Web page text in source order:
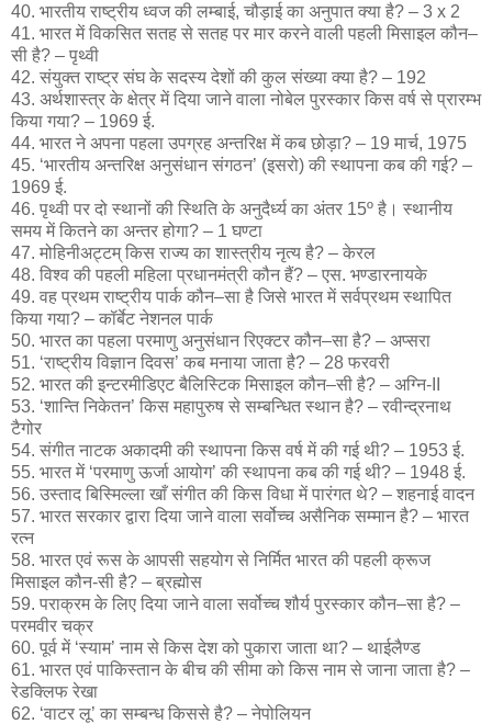
40. भारतीय राष्ट्रीय ध्वज की लम्बाई, चौड़ाई का अनुपात क्या है? – 3 x 2
41. भारत में विकसित सतह से सतह पर मार करने वाली पहली मिसाइल कौन–
सी है? – पृथ्वी
42. संयुक्त राष्ट्र संघ के सदस्य देशों की कुल संख्या क्या है? – 192
43. अर्थशास्त्र के क्षेत्र में दिया जाने वाला नोबेल पुरस्कार किस वर्ष से प्रारम्भ
किया गया? – 1969 ई.
44. भारत ने अपना पहला उपग्रह अन्तरिक्ष में कब छोड़ा? – 19 मार्च, 1975
45. ‘भारतीय अन्तरिक्ष अनुसंधान संगठन’ (इसरो) की स्थापना कब की गई? –
1969 ई.
46. पृथ्वी पर दो स्थानों की स्थिति के अनुदैर्ध्य का अंतर 15º है। स्थानीय
समय में कितने का अन्तर होगा? – 1 घण्टा
47. मोहिनीअट्टम् किस राज्य का शास्त्रीय नृत्य है? – केरल
48. विश्व की पहली महिला प्रधानमंत्री कौन हैं? – एस. भण्डारनायके
49. वह प्रथम राष्ट्रीय पार्क कौन–सा है जिसे भारत में सर्वप्रथम स्थापित
किया गया? – कॉर्बेट नेशनल पार्क
50. भारत का पहला परमाणु अनुसंधान रिएक्टर कौन–सा है? – अप्सरा
51. ‘राष्ट्रीय विज्ञान दिवस’ कब मनाया जाता है? – 28 फरवरी
52. भारत की इन्टरमीडिएट बैलिस्टिक मिसाइल कौन–सी है? – अग्नि-II
53. ‘शान्ति निकेतन’ किस महापुरुष से सम्बन्धित स्थान है? – रवीन्द्रनाथ
टैगोर
54. संगीत नाटक अकादमी की स्थापना किस वर्ष में की गई थी? – 1953 ई.
55. भारत में ‘परमाणु ऊर्जा आयोग’ की स्थापना कब की गई थी? – 1948 ई.
56. उस्ताद बिस्मिल्ला खाँ संगीत की किस विधा में पारंगत थे? – शहनाई वादन
57. भारत सरकार द्वारा दिया जाने वाला सर्वोच्च असैनिक सम्मान है? – भारत
रत्न
58. भारत एवं रूस के आपसी सहयोग से निर्मित भारत की पहली क्रूज
मिसाइल कौन-सी है? – ब्रह्मोस
59. पराक्रम के लिए दिया जाने वाला सर्वोच्च शौर्य पुरस्कार कौन–सा है? –
परमवीर चक्र
60. पूर्व में ‘स्याम’ नाम से किस देश को पुकारा जाता था? – थाईलैण्ड
61. भारत एवं पाकिस्तान के बीच की सीमा को किस नाम से जाना जाता है? –
रेडक्लिफ रेखा
62. ‘वाटर लू’ का सम्बन्ध किससे है? – नेपोलियन